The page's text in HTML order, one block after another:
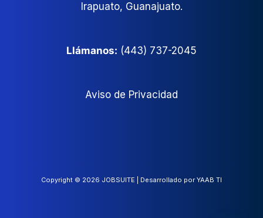
Irapuato, Guanajuato.
Llámanos: (443) 737-2045
Aviso de Privacidad
Copyright © 2026 JOBSUITE | Desarrollado por YAAB TI